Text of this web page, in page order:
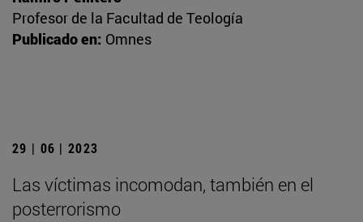
Profesor de la Facultad de Teología
Publicado en: Omnes
29 | 06 | 2023
Las víctimas incomodan, también en el
posterrorismo